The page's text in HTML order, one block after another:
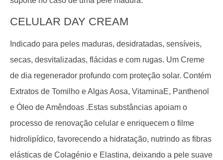
CELULAR DAY CREAM
Indicado para peles maduras, desidratadas, sensíveis,
secas, desvitalizadas, flácidas e com rugas. Um Creme
de dia regenerador profundo com proteção solar. Contém
Extratos de Tomilho e Algas Aosa, VitaminaE, Panthenol
e Óleo de Amêndoas .Estas substâncias apoiam o
processo de renovação celular e enriquecem o filme
hidrolipídico, favorecendo a hidratação, nutrindo as fibras
elásticas de Colagénio e Elastina, deixando a pele suave